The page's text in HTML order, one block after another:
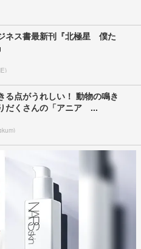
ネス書最新刊『北極星 僕た
る点がうれしい！ 動物の鳴き
だくさんの「アニア ...